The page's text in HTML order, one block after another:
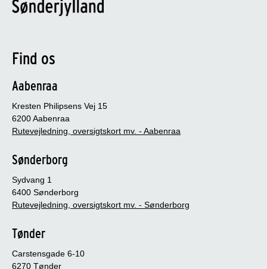
Find os
Aabenraa
Kresten Philipsens Vej 15
6200 Aabenraa
Rutevejledning, oversigtskort mv. - Aabenraa
Sønderborg
Sydvang 1
6400 Sønderborg
Rutevejledning, oversigtskort mv. - Sønderborg
Tønder
Carstensgade 6-10
6270 Tønder